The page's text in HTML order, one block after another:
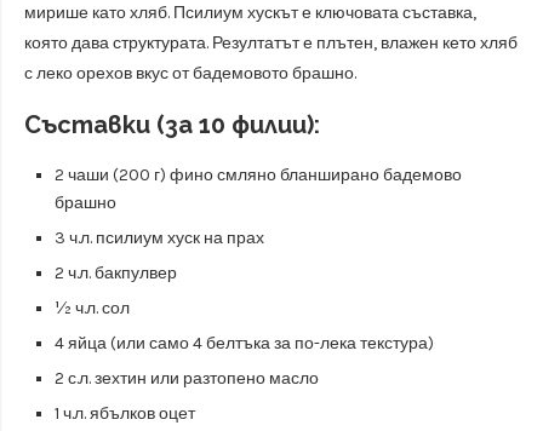
мирише като хляб. Псилиум хускът е ключовата съставка,
която дава структурата. Резултатът е плътен, влажен кето хляб
с леко орехов вкус от бадемовото брашно.
Съставки (за 10 филии):
2 чаши (200 г) фино смляно бланширано бадемово
брашно
3 ч.л. псилиум хуск на прах
2 ч.л. бакпулвер
½ ч.л. сол
4 яйца (или само 4 белтъка за по-лека текстура)
2 с.л. зехтин или разтопено масло
1 ч.л. ябълков оцет